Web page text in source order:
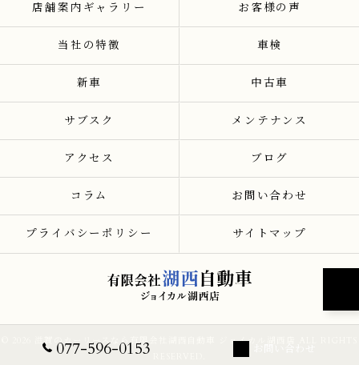
077-596-0153
店舗案内ギャラリー お客様の声
当社の特徴 車検
新車 中古車
サブスク メンテナンス
アクセス ブログ
コラム お問い合わせ
プライバシーポリシー サイトマップ
© 2026 滋賀のカーリースなら有限会社湖西自動車 ジョイカル湖西店 ALL RIGHTS